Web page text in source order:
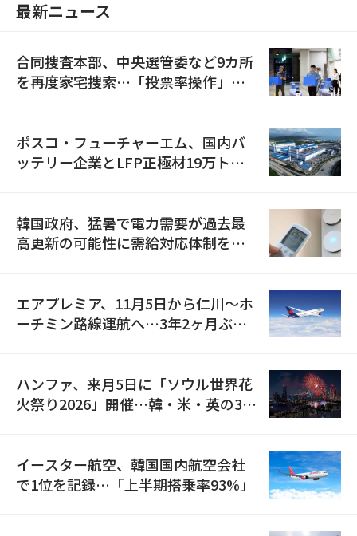
最新ニュース
合同捜査本部、中央選管委など9カ所
を再度家宅捜索…「投票率操作」の
ポスコ・フューチャーエム、国内バ
ッテリー企業とLFP正極材19万トン
韓国政府、猛暑で電力需要が過去最
高更新の可能性に需給対応体制を点
エアプレミア、11月5日から仁川〜ホ
ーチミン路線運航へ…3年2ヶ月ぶり
ハンファ、来月5日に「ソウル世界花
火祭り2026」開催…韓・米・英の3カ
イースター航空、韓国国内航空会社
で1位を記録…「上半期搭乗率93%」